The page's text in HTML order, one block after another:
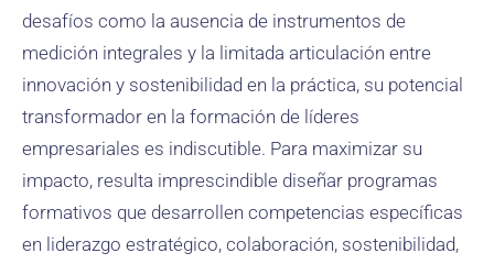
desafíos como la ausencia de instrumentos de
medición integrales y la limitada articulación entre
innovación y sostenibilidad en la práctica, su potencial
transformador en la formación de líderes
empresariales es indiscutible. Para maximizar su
impacto, resulta imprescindible diseñar programas
formativos que desarrollen competencias específicas
en liderazgo estratégico, colaboración, sostenibilidad,